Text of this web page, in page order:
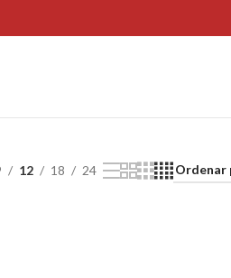
12 18 24